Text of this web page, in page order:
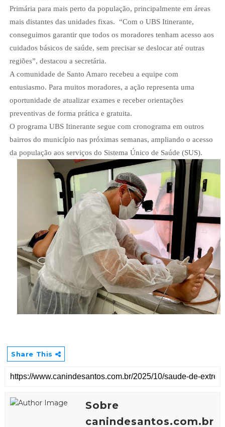
Primária para mais perto da população, principalmente em áreas
mais distantes das unidades fixas. “Com o UBS Itinerante,
conseguimos garantir que todos os moradores tenham acesso aos
cuidados básicos de saúde, sem precisar se deslocar até outras
regiões”, destacou a secretária.
A comunidade de Santo Amaro recebeu a equipe com
entusiasmo. Para muitos moradores, a ação representa uma
oportunidade de atualizar exames e receber orientações
preventivas de forma prática e gratuita.
O programa UBS Itinerante segue com cronograma em outros
bairros do município nas próximas semanas, ampliando o acesso
da população aos serviços do Sistema Único de Saúde (SUS).
Share This
Sobre
canindesantos.com.br